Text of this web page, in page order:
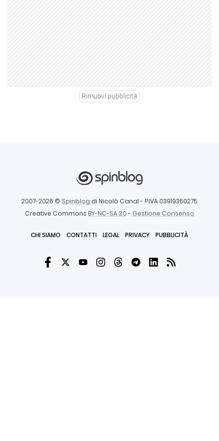
Rimuovi pubblicità
2007-2026 © Spinblog di Nicolò Canal - P.IVA 03919360275
Creative Commons BY-NC-SA 3.0- Gestione Consenso
CHI SIAMO CONTATTI LEGAL PRIVACY PUBBLICITÀ